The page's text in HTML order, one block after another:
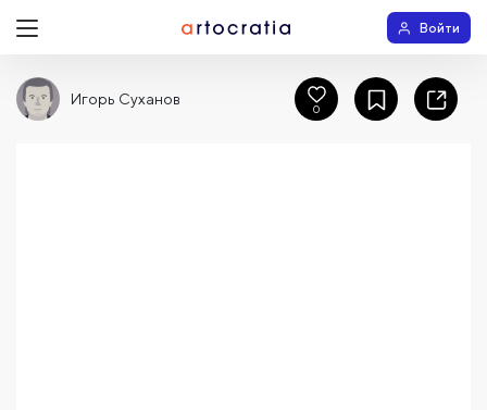
Войти
Игорь Суханов
0